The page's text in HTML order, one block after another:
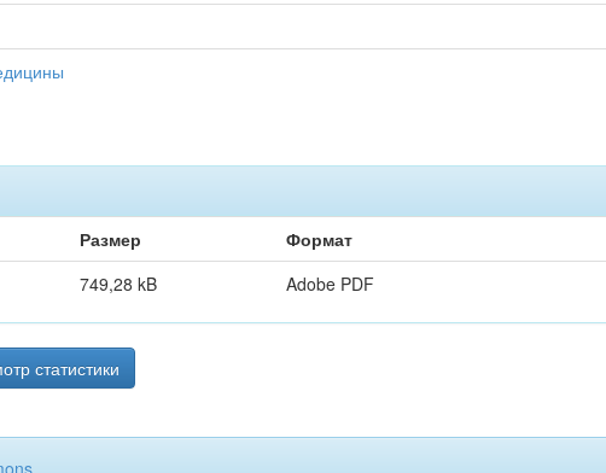
Размер
Формат
749,28 kB Adobe PDF
статистики